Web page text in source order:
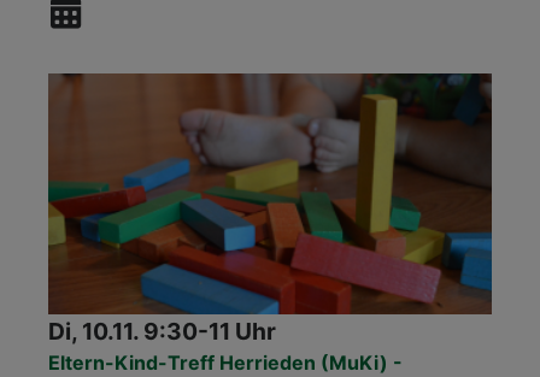
Di, 10.11. 9:30-11 Uhr
Eltern-Kind-Treff Herrieden (MuKi) -